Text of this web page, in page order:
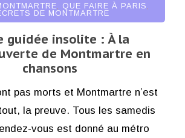
QUE FAIRE À PARIS
DE MONTMARTRE
guidée insolite : À la
de Montmartre en
chansons
pas morts et Montmartre n’est
la preuve. Tous les samedis
vous est donné au métro